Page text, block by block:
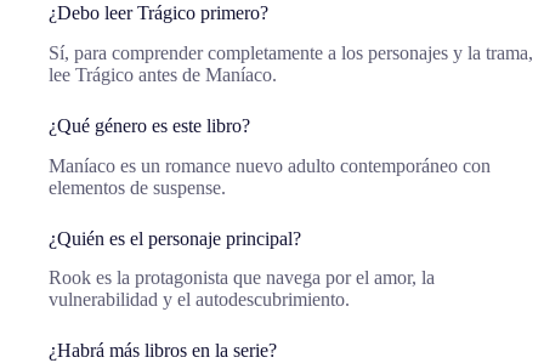
¿Debo leer Trágico primero?
Sí, para comprender completamente a los personajes y la trama,
lee Trágico antes de Maníaco.
¿Qué género es este libro?
Maníaco es un romance nuevo adulto contemporáneo con
elementos de suspense.
¿Quién es el personaje principal?
Rook es la protagonista que navega por el amor, la
vulnerabilidad y el autodescubrimiento.
¿Habrá más libros en la serie?